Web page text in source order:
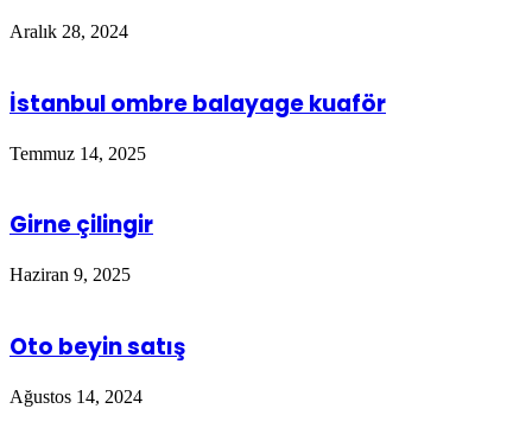
Aralık 28, 2024
İstanbul ombre balayage kuaför
Temmuz 14, 2025
Girne çilingir
Haziran 9, 2025
Oto beyin satış
Ağustos 14, 2024